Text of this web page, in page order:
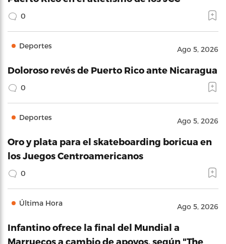
0
Deportes Ago 5, 2026
Doloroso revés de Puerto Rico ante Nicaragua
0
Deportes Ago 5, 2026
Oro y plata para el skateboarding boricua en
los Juegos Centroamericanos
0
Última Hora Ago 5, 2026
Infantino ofrece la final del Mundial a
Marruecos a cambio de apoyos, según "The